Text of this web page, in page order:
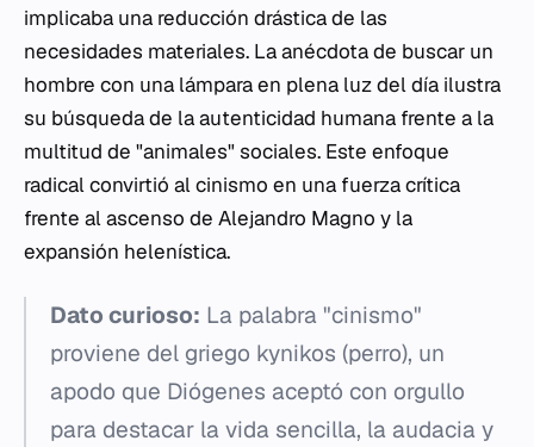
implicaba una reducción drástica de las
necesidades materiales. La anécdota de buscar un
hombre con una lámpara en plena luz del día ilustra
su búsqueda de la autenticidad humana frente a la
multitud de "animales" sociales. Este enfoque
radical convirtió al cinismo en una fuerza crítica
frente al ascenso de Alejandro Magno y la
expansión helenística.
Dato curioso: La palabra "cinismo"
proviene del griego kynikos (perro), un
apodo que Diógenes aceptó con orgullo
para destacar la vida sencilla, la audacia y